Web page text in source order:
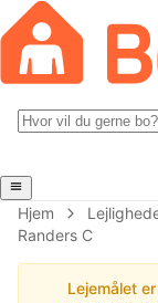
Hjem
Randers C
Lejemålet